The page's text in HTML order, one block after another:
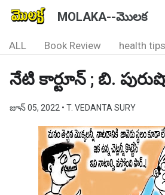
MOLAKA--మొలక
ALL Book Review health tips
నేటి కార్టూన్ ; బి.
జూన్ 05, 2022 • T. VEDANTA SURY